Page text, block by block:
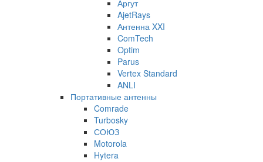
Аргут
AjetRays
Антенна XXI
ComTech
Optim
Parus
Vertex Standard
ANLI
Портативные антенны
Comrade
Turbosky
СОЮЗ
Motorola
Hytera